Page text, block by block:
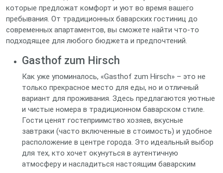
которые предложат комфорт и уют во время вашего
пребывания. От традиционных баварских гостиниц до
современных апартаментов, вы сможете найти что-то
подходящее для любого бюджета и предпочтений.
Gasthof zum Hirsch
Как уже упоминалось, «Gasthof zum Hirsch» – это не
только прекрасное место для еды, но и отличный
вариант для проживания. Здесь предлагаются уютные
и чистые номера в традиционном баварском стиле.
Гости ценят гостеприимство хозяев, вкусные
завтраки (часто включенные в стоимость) и удобное
расположение в центре города. Это идеальный выбор
для тех, кто хочет окунуться в аутентичную
атмосферу и насладиться настоящим баварским